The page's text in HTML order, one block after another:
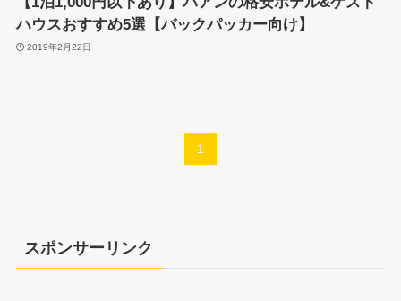
ハウスおすすめ5選【バックパッカー向け】
2019年2月22日
1
スポンサーリンク